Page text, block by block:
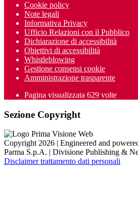
Cookie policy
Note legali
Informativa Privacy
Ufficio Relazioni con il Pubblico
Dichiarazione di accessibilità
Obiettivi di accessibilità
Whistleblowing
Gestione consensi cookie
Amministrazione trasparente
Pagina visualizzata 629 volte
Sezione Copyright
Copyright 2026 | Engineered and
Parma S.p.A. | Divisione Publishing &
Disclaimer trattamento dati personali